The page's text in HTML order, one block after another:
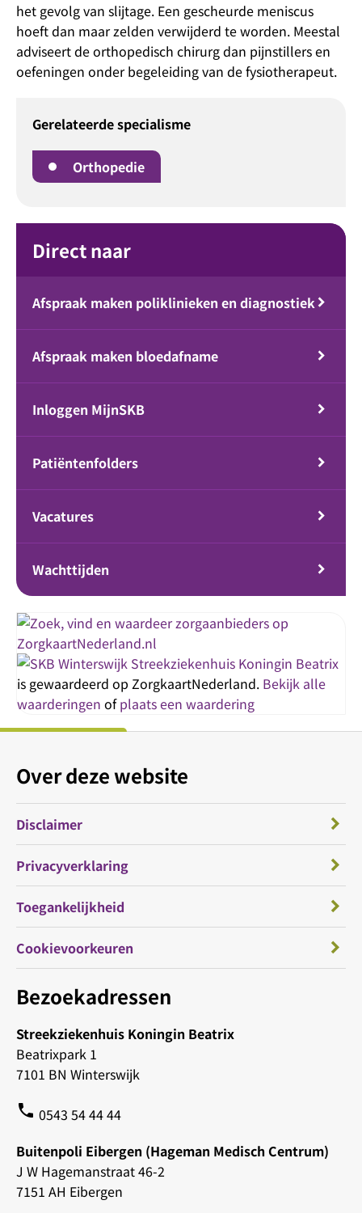
het gevolg van slijtage. Een gescheurde meniscus
hoeft dan maar zelden verwijderd te worden. Meestal
adviseert de orthopedisch chirurg dan pijnstillers en
oefeningen onder begeleiding van de fysiotherapeut.
Gerelateerde specialisme
Orthopedie
Direct naar
Afspraak maken poliklinieken en diagnostiek
Afspraak maken bloedafname
Inloggen MijnSKB
Patiëntenfolders
Vacatures
Wachttijden
Streekziekenhuis Koningin Beatrix
is gewaardeerd op ZorgkaartNederland. Bekijk alle
waarderingen ofplaats een waardering
Bezoekadressen
Streekziekenhuis Koningin Beatrix
Beatrixpark 1
7101 BN Winterswijk
phone 0543 54 44 44
Buitenpoli Eibergen (Hageman Medisch Centrum)
J W Hagemanstraat 46-2
7151 AH Eibergen
Over deze website
Disclaimer
Privacyverklaring
Toegankelijkheid
Cookievoorkeuren